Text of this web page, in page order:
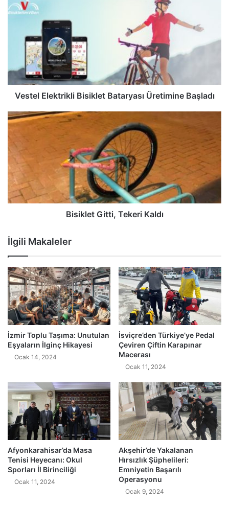
Vestel Elektrikli Bisiklet Bataryası Üretimine Başladı
Bisiklet Gitti, Tekeri Kaldı
İlgili Makaleler
İzmir Toplu Taşıma: Unutulan
Eşyaların İlginç Hikayesi
Ocak 14, 2024
İsviçre’den Türkiye’ye Pedal
Çeviren Çiftin Karapınar
Macerası
Ocak 11, 2024
Afyonkarahisar’da Masa
Tenisi Heyecanı: Okul
Sporları İl Birinciliği
Ocak 11, 2024
Akşehir’de Yakalanan
Hırsızlık Şüphelileri:
Emniyetin Başarılı
Operasyonu
Ocak 9, 2024